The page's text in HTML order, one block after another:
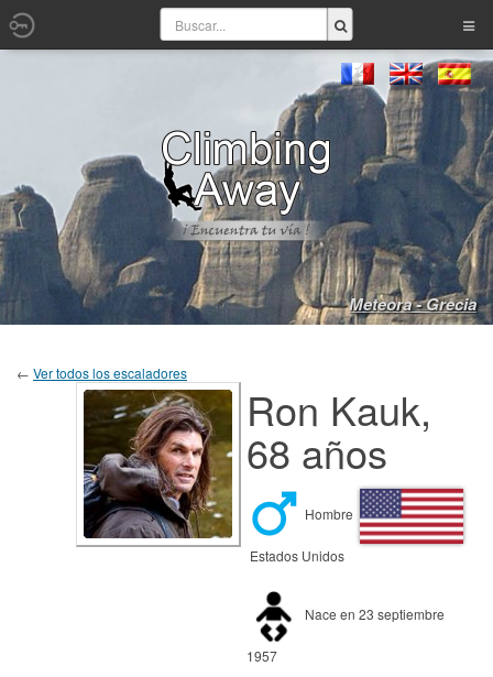
Meteora - Grecia
← Ver todos los escaladores
Ron Kauk,
68 años
Hombre
Estados Unidos
Nace en 23 septiembre
1957